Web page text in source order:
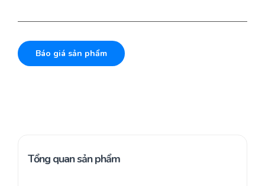
Báo giá sản phẩm
Tổng quan sản phẩm